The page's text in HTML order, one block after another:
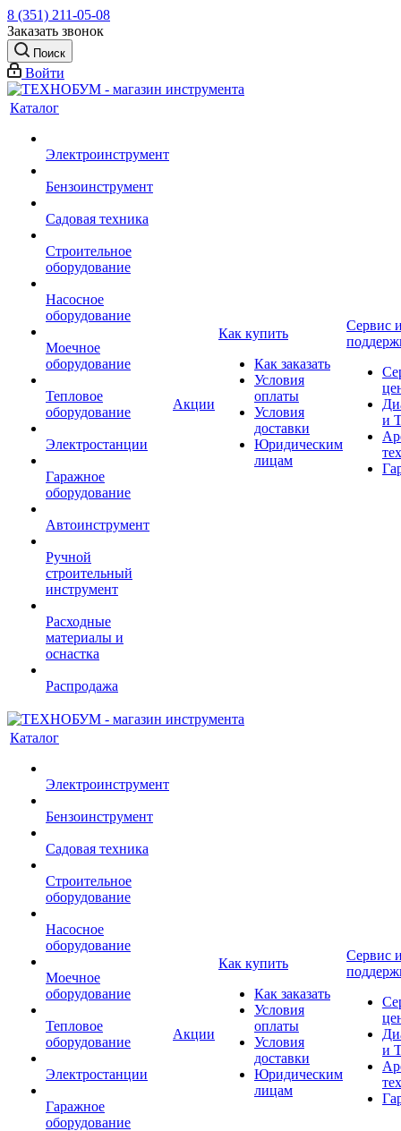
8 (351) 211-05-08
Заказать звонок
Поиск
Войти
Каталог
Электроинструмент
Бензоинструмент
Садовая техника
Строительное
оборудование
Насосное
оборудование
Моечное
оборудование
Тепловое
оборудование
Электростанции
Гаражное
оборудование
Автоинструмент
Ручной
строительный
инструмент
Расходные
материалы и
оснастка
Распродажа
Акции
Как купить
Как заказать
Условия
оплаты
Условия
доставки
Юридическим
лицам
Сервис
и
Каталог
Электроинструмент
Бензоинструмент
Садовая техника
Строительное
оборудование
Насосное
оборудование
Моечное
оборудование
Тепловое
оборудование
Электростанции
Гаражное
оборудование
Акции
Как купить
Как заказать
Условия
оплаты
Условия
доставки
Юридическим
лицам
Сервис
и